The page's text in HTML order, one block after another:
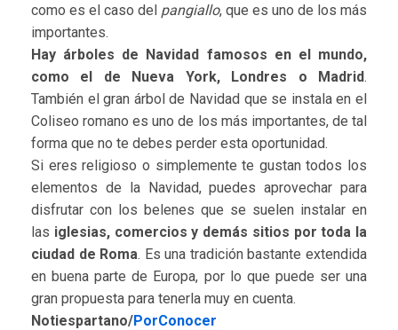
como es el caso del pangiallo, que es uno de los más
importantes.
Hay árboles de Navidad famosos en el mundo,
como el de Nueva York, Londres o Madrid.
También el gran árbol de Navidad que se instala en el
Coliseo romano es uno de los más importantes, de tal
forma que no te debes perder esta oportunidad.
Si eres religioso o simplemente te gustan todos los
elementos de la Navidad, puedes aprovechar para
disfrutar con los belenes que se suelen instalar en
las iglesias, comercios y demás sitios por toda la
ciudad de Roma. Es una tradición bastante extendida
en buena parte de Europa, por lo que puede ser una
gran propuesta para tenerla muy en cuenta.
Notiespartano/PorConocer